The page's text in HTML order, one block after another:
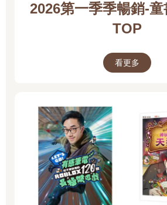
2026第一季季暢銷-
TOP
看更多